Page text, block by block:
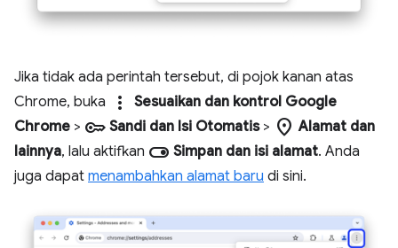
Jika tidak ada perintah tersebut, di pojok kanan atas
Chrome, buka
more_vert
Sesuaikan dan kontrol Google
Chrome > key Sandi dan Isi Otomatis> location_on Alamat dan
lainnya, lalu aktifkan toggle_on Simpan dan isi alamat. Anda
juga dapat menambahkan alamat baru di sini.